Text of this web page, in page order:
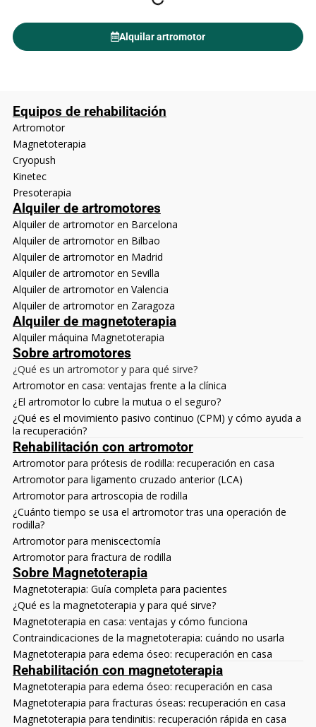
Alquilar artromotor
Equipos de rehabilitación
Artromotor
Magnetoterapia
Cryopush
Kinetec
Presoterapia
Alquiler de artromotores
Alquiler de artromotor en Barcelona
Alquiler de artromotor en Bilbao
Alquiler de artromotor en Madrid
Alquiler de artromotor en Sevilla
Alquiler de artromotor en Valencia
Alquiler de artromotor en Zaragoza
Alquiler de magnetoterapia
Alquiler máquina Magnetoterapia
Sobre artromotores
¿Qué es un artromotor y para qué sirve?
Artromotor en casa: ventajas frente a la clínica
¿El artromotor lo cubre la mutua o el seguro?
¿Qué es el movimiento pasivo continuo (CPM) y cómo ayuda a
la recuperación?
Rehabilitación con artromotor
Artromotor para prótesis de rodilla: recuperación en casa
Artromotor para ligamento cruzado anterior (LCA)
Artromotor para artroscopia de rodilla
¿Cuánto tiempo se usa el artromotor tras una operación de
rodilla?
Artromotor para meniscectomía
Artromotor para fractura de rodilla
Sobre Magnetoterapia
Magnetoterapia: Guía completa para pacientes
¿Qué es la magnetoterapia y para qué sirve?
Magnetoterapia en casa: ventajas y cómo funciona
Contraindicaciones de la magnetoterapia: cuándo no usarla
Magnetoterapia para edema óseo: recuperación en casa
Rehabilitación con magnetoterapia
Magnetoterapia para edema óseo: recuperación en casa
Magnetoterapia para fracturas óseas: recuperación en casa
Magnetoterapia para tendinitis: recuperación rápida en casa